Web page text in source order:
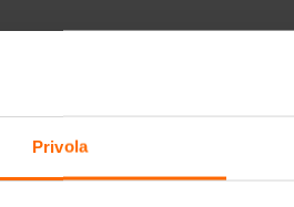
Privola
2019
uvjeti poslovanja.